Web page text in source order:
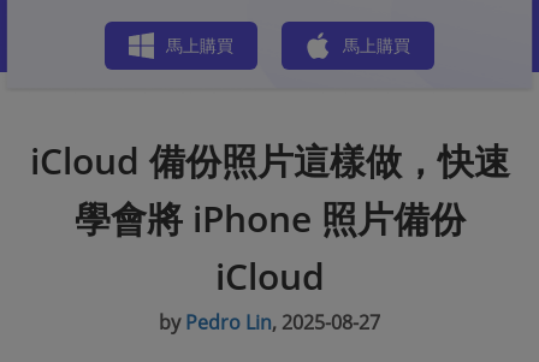
馬上購買 馬上購買
iCloud 備份照片這樣做，快速
學會將 iPhone 照片備份
iCloud
byPedro Lin, 2025-08-27